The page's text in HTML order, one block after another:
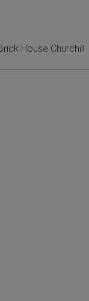
House Churchill